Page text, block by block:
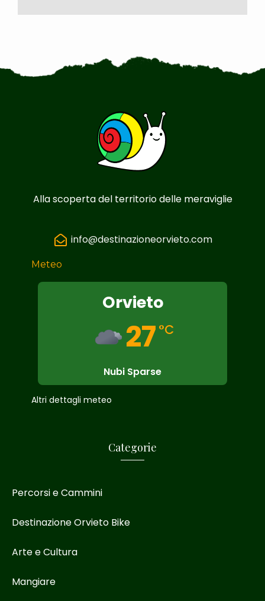
Alla scoperta del territorio delle meraviglie
info@destinazioneorvieto.com
Meteo
Orvieto
27 °C
Nubi Sparse
Altri dettagli meteo
Categorie
Percorsi e Cammini
Destinazione Orvieto Bike
Arte e Cultura
Mangiare